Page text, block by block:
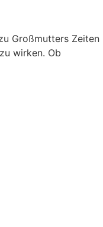
Großmutters Zeiten
wirken. Ob